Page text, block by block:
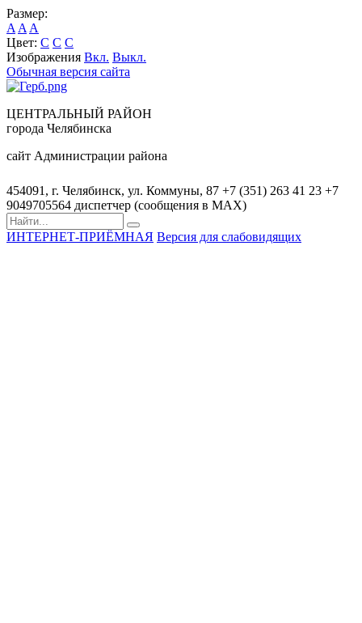
Размер:
A A A
Цвет: C C C
Изображения Вкл. Выкл.
Обычная версия сайта
ЦЕНТРАЛЬНЫЙ РАЙОН
города Челябинска
сайт Администрации района
454091, г. Челябинск, ул. Коммуны, 87 +7 (351) 263 41 23 +7
9049705564 диспетчер (сообщения в MAX)
ИНТЕРНЕТ-ПРИЁМНАЯ Версия для слабовидящих